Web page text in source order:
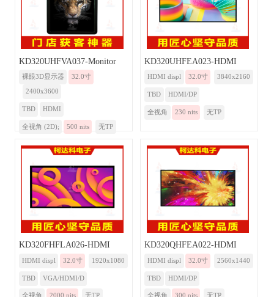
KD320UHFVA037-Monitor
裸眼3D显示器
32.0寸
2400x3600
TBD HDMI
全视角 (2D); 500 nits 无TP
KD320UHFEA023-HDMI
HDMI displ 32.0寸 3840x2160
TBD HDMI/DP
全视角 230 nits 无TP
KD320FHFLA026-HDMI
HDMI displ 32.0寸 1920x1080
TBD VGA/HDMI/D
全视角 2000 nits 无TP
KD320QHFEA022-HDMI
HDMI displ 32.0寸 2560x1440
TBD HDMI/DP
全视角 300 nits 无TP